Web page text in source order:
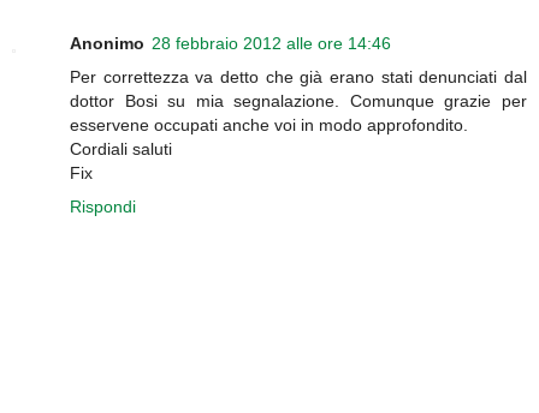
Anonimo 28 febbraio 2012 alle ore 14:46
Per correttezza va detto che già erano stati denunciati dal
dottor Bosi su mia segnalazione. Comunque grazie per
esservene occupati anche voi in modo approfondito.
Cordiali saluti
Fix
Rispondi